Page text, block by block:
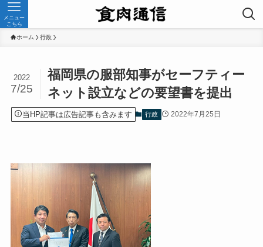
メニュー
こちら
ホーム 行政
福岡県の服部知事がセーフティー
ネット設立などの要望書を提出
2022
7/25
当HP記事は広告記事も含みます 行政 2022年7月25日